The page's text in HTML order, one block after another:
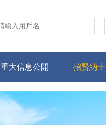
重大信息公開 招賢納士